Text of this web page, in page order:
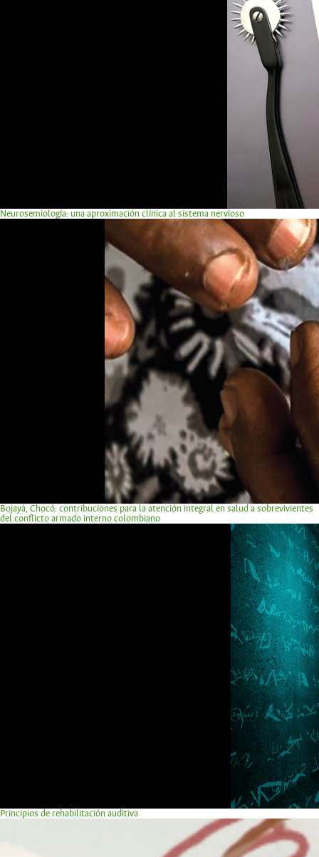
Neurosemiología: una aproximación clínica al sistema nervioso
Bojayá, Chocó: contribuciones para la atención integral en salud a sobrevivientes
del conflicto armado interno colombiano
Principios de rehabilitación auditiva